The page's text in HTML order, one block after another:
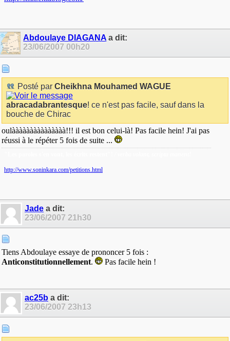
Abdoulaye DIAGANA a dit:
23/06/2007 00h20
Posté par Cheikhna Mouhamed WAGUE
abracadabrantesque! ce n'est pas facile, sauf dans la
bouche de Chirac
oulààààààààààààààà!!! il est bon celui-là! Pas facile hein! J'ai pas
réussi à le répéter 5 fois de suite ...
http://www.soninkara.com/petitions.html
Jade a dit:
23/06/2007 21h30
Tiens Abdoulaye essaye de prononcer 5 fois :
Anticonstitutionnellement. Pas facile hein !
ac25b a dit:
23/06/2007 23h13